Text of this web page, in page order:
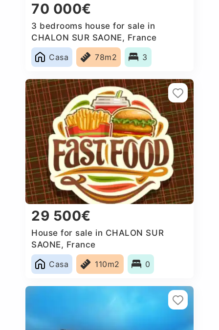
70 000€
3 bedrooms house for sale in
CHALON SUR SAONE, France
Casa
78m2 3
29 500€
House for sale in CHALON SUR
SAONE, France
Casa
110m2 0